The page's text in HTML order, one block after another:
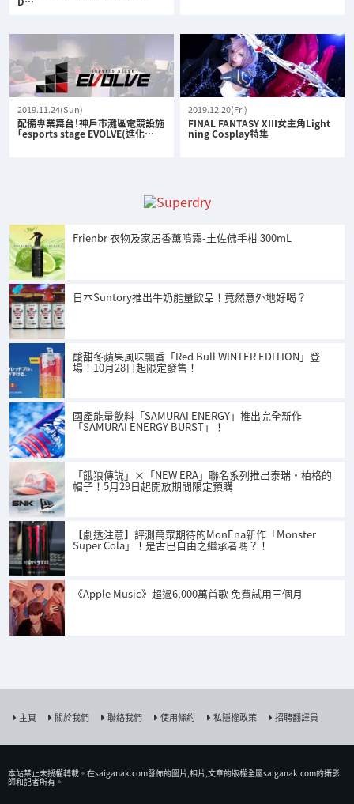
2019.11.24(Sun)
配備專業舞台！神戶市灘區電競設施
「esports stage EVOLVE(進化…
2019.12.20(Fri)
FINAL FANTASY XIII女主角Light
ning Cosplay特集
Frienbr 衣物及家居香薰噴霧-土佐佛手柑 300mL
日本Suntory推出牛奶能量飲品！竟然意外地好喝？
酸甜冬蘋果風味飄香「Red Bull WINTER EDITION」登
場！10月28日起限定發售！
國產能量飲料「SAMURAI ENERGY」推出完全新作
「SAMURAI ENERGY BURST」！
「餓狼傳説」×「NEW ERA」聯名系列推出泰瑞·柏格的
帽子！5月29日起開放期間限定預購
【劇透注意】評測萬眾期待的MonEna新作「Monster
Super Cola」！是古巴自由之繼承者嗎？！
《Apple Music》超過6,000萬首歌 免費試用三個月
主頁 關於我們 聯絡我們 使用條約 私隱權政策 招聘翻譯員
本站禁止未授權𨍭載。在saiganak.com發佈的圖片,相片,文章的版權全屬saiganak.com的攝影
師和記者所有。